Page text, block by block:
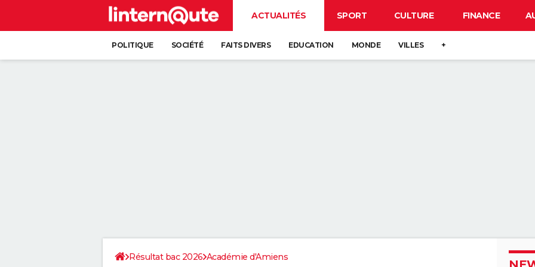
ACTUALITÉS SPORT CULTURE FINANCE
POLITIQUE SOCIÉTÉ FAITS DIVERS EDUCATION MONDE VILLES +
Résultat bac 2026 Académie d'Amiens